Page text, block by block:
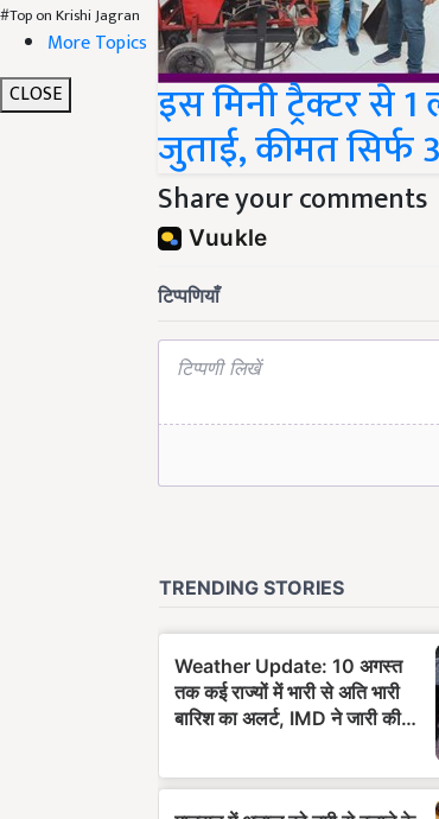
#Top on Krishi Jagran
More Topics
CLOSE
इस मिनी ट्रैक्टर से
जुताई, कीमत सिर्फ
Share your comments